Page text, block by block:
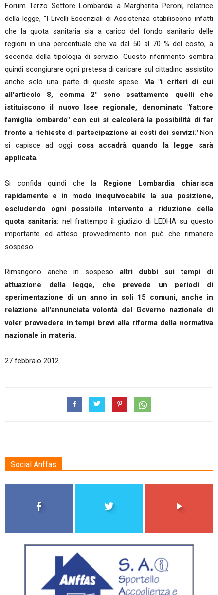
Forum Terzo Settore Lombardia a Margherita Peroni, relatrice
della legge, "I Livelli Essenziali di Assistenza stabiliscono infatti
che la quota sanitaria sia a carico del fondo sanitario delle
regioni in una percentuale che va dal 50 al 70 % del costo, a
seconda della tipologia di servizio. Questo riferimento sembra
quindi scongiurare ogni pretesa di caricare sul cittadino assistito
anche solo una parte di queste spese. Ma "i criteri di cui
all'articolo 8, comma 2" sono esattamente quelli che
istituiscono il nuovo Isee regionale, denominato "fattore
famiglia lombardo" con cui si calcolerà la possibilità di far
fronte a richieste di partecipazione ai costi dei servizi." Non
si capisce ad oggi cosa accadrà quando la legge sarà
applicata.
Si confida quindi che la Regione Lombardia chiarisca
rapidamente e in modo inequivocabile la sua posizione,
escludendo ogni possibile intervento a riduzione della
quota sanitaria:nel frattempo il giudizio di LEDHA su questo
importante ed atteso provvedimento non può che rimanere
sospeso.
Rimangono anche in sospeso altri dubbi sui tempi di
attuazione della legge, che prevede un periodi di
sperimentazione di un anno in soli 15 comuni, anche in
relazione all'annunciata volontà del Governo nazionale di
voler provvedere in tempi brevi alla riforma della normativa
nazionale in materia.
27 febbraio 2012
Social Anffas